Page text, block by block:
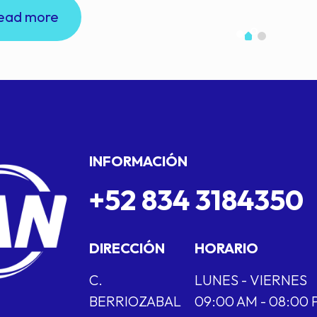
more
INFORMACIÓN
+52 834 3184350
DIRECCIÓN
C.
BERRIOZABAL
HORARIO
LUNES - VIERNES
09:00 AM - 08:00